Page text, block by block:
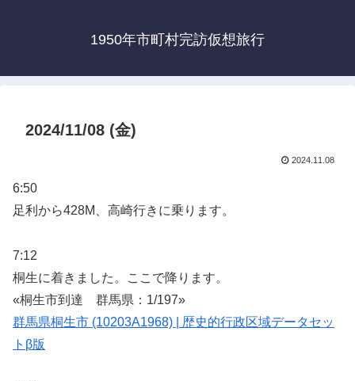
1950年市町村完訪仮想旅行
2024/11/08 (金)
2024.11.08
6:50
足利から428M、高崎行きに乗ります。
7:12
桐生に着きました。ここで降ります。
«桐生市到達 群馬県：1/197»
群馬県桐生市 (10203A1968) | 歴史的行政区域データセッ
トβ版